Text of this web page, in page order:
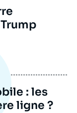
: les
ligne ?